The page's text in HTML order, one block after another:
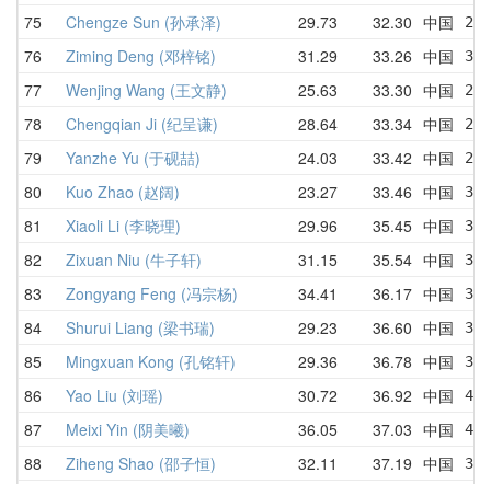
75 Chengze Sun (孙承泽) 29.73 32.30 中国
76 Ziming Deng (邓梓铭) 31.29 33.26 中国
77 Wenjing Wang (王文静) 25.63 33.30 中国
78 Chengqian Ji (纪呈谦) 28.64 33.34 中国
79 Yanzhe Yu (于砚喆) 24.03 33.42 中国
80 Kuo Zhao (赵阔) 23.27 33.46 中国
81 Xiaoli Li (李晓理) 29.96 35.45 中国
82 Zixuan Niu (牛子轩) 31.15 35.54 中国
83 Zongyang Feng (冯宗杨) 34.41 36.17 中国
84 Shurui Liang (梁书瑞) 29.23 36.60 中国
85 Mingxuan Kong (孔铭轩) 29.36 36.78 中国
86 Yao Liu (刘瑶) 30.72 36.92 中国
87 Meixi Yin (阴美曦) 36.05 37.03 中国
88 Ziheng Shao (邵子恒) 32.11 37.19 中国